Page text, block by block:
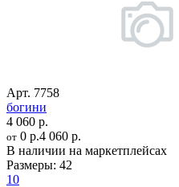
Арт. 7758
богини
4 060 р.
от 0 р.4 060 р.
В наличии на маркетплейсах
Размеры: 42
10